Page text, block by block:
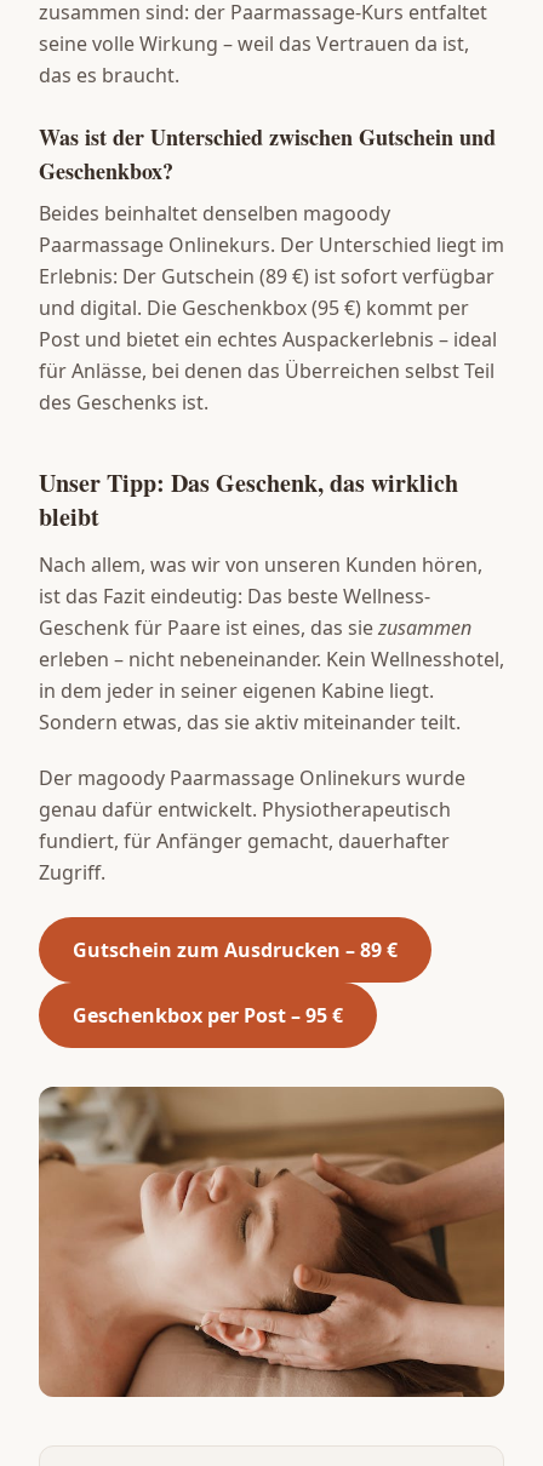
zusammen sind: der Paarmassage-Kurs entfaltet
seine volle Wirkung – weil das Vertrauen da ist,
das es braucht.
Was ist der Unterschied zwischen Gutschein und
Geschenkbox?
Beides beinhaltet denselben magoody
Paarmassage Onlinekurs. Der Unterschied liegt im
Erlebnis: Der Gutschein (89 €) ist sofort verfügbar
und digital. Die Geschenkbox (95 €) kommt per
Post und bietet ein echtes Auspackerlebnis – ideal
für Anlässe, bei denen das Überreichen selbst Teil
des Geschenks ist.
Unser Tipp: Das Geschenk, das wirklich
bleibt
Nach allem, was wir von unseren Kunden hören,
ist das Fazit eindeutig: Das beste Wellness-
Geschenk für Paare ist eines, das siezusammen
erleben – nicht nebeneinander. Kein Wellnesshotel,
in dem jeder in seiner eigenen Kabine liegt.
Sondern etwas, das sie aktiv miteinander teilt.
Der magoody Paarmassage Onlinekurs wurde
genau dafür entwickelt. Physiotherapeutisch
fundiert, für Anfänger gemacht, dauerhafter
Zugriff.
Gutschein zum Ausdrucken – 89 €
Geschenkbox per Post – 95 €